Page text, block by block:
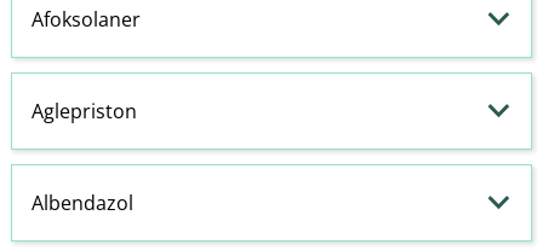
Afoksolaner
Aglepriston
Albendazol